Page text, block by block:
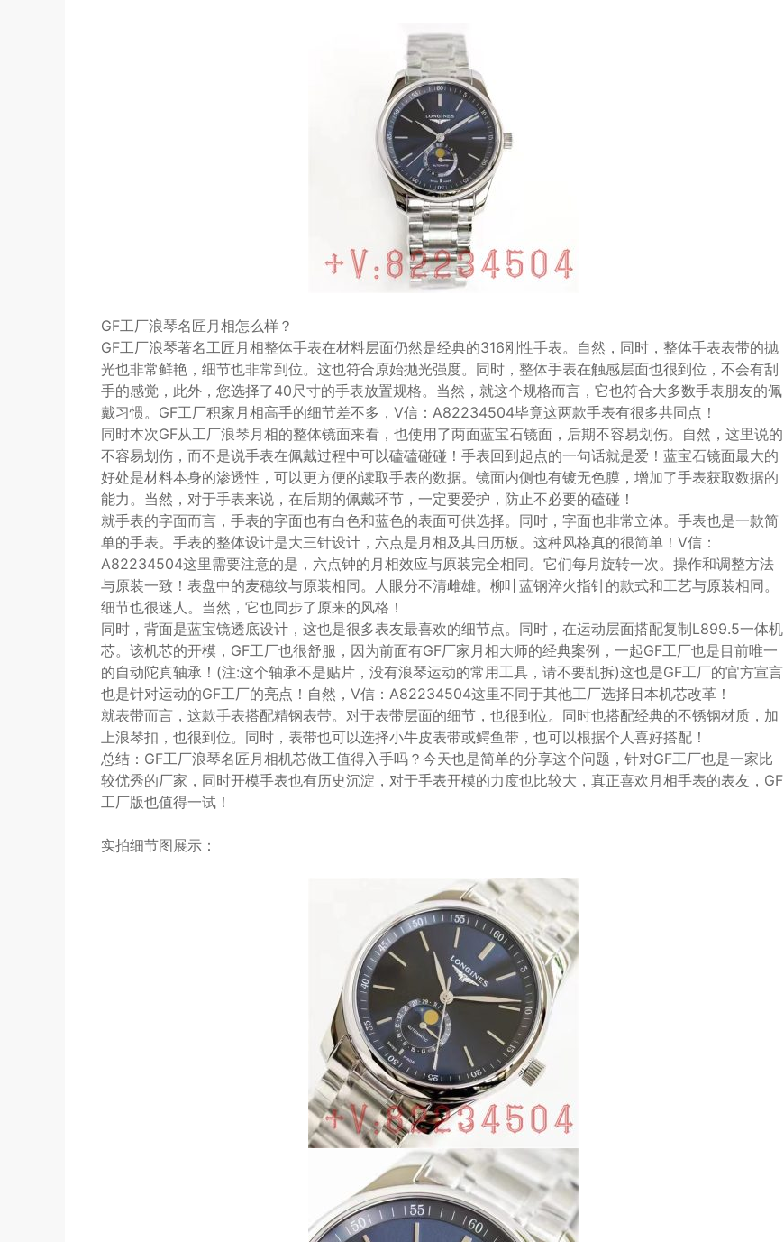
GF工厂浪琴名匠月相怎么样？
GF工厂浪琴著名工匠月相整体手表在材料层面仍然是经典的316刚性手表。自然，同时，整体手表表带的抛
光也非常鲜艳，细节也非常到位。这也符合原始抛光强度。同时，整体手表在触感层面也很到位，不会有刮
手的感觉，此外，您选择了40尺寸的手表放置规格。当然，就这个规格而言，它也符合大多数手表朋友的佩
戴习惯。GF工厂积家月相高手的细节差不多，V信：A82234504毕竟这两款手表有很多共同点！
同时本次GF从工厂浪琴月相的整体镜面来看，也使用了两面蓝宝石镜面，后期不容易划伤。自然，这里说的
不容易划伤，而不是说手表在佩戴过程中可以磕磕碰碰！手表回到起点的一句话就是爱！蓝宝石镜面最大的
好处是材料本身的渗透性，可以更方便的读取手表的数据。镜面内侧也有镀无色膜，增加了手表获取数据的
能力。当然，对于手表来说，在后期的佩戴环节，一定要爱护，防止不必要的磕碰！
就手表的字面而言，手表的字面也有白色和蓝色的表面可供选择。同时，字面也非常立体。手表也是一款简
单的手表。手表的整体设计是大三针设计，六点是月相及其日历板。这种风格真的很简单！V信：
A82234504这里需要注意的是，六点钟的月相效应与原装完全相同。它们每月旋转一次。操作和调整方法
与原装一致！表盘中的麦穗纹与原装相同。人眼分不清雌雄。柳叶蓝钢淬火指针的款式和工艺与原装相同。
细节也很迷人。当然，它也同步了原来的风格！
同时，背面是蓝宝镜透底设计，这也是很多表友最喜欢的细节点。同时，在运动层面搭配复制L899.5一体机
芯。该机芯的开模，GF工厂也很舒服，因为前面有GF厂家月相大师的经典案例，一起GF工厂也是目前唯一
的自动陀真轴承！(注:这个轴承不是贴片，没有浪琴运动的常用工具，请不要乱拆)这也是GF工厂的官方宣言
也是针对运动的GF工厂的亮点！自然，V信：A82234504这里不同于其他工厂选择日本机芯改革！
就表带而言，这款手表搭配精钢表带。对于表带层面的细节，也很到位。同时也搭配经典的不锈钢材质，加
上浪琴扣，也很到位。同时，表带也可以选择小牛皮表带或鳄鱼带，也可以根据个人喜好搭配！
总结：GF工厂浪琴名匠月相机芯做工值得入手吗？今天也是简单的分享这个问题，针对GF工厂也是一家比
较优秀的厂家，同时开模手表也有历史沉淀，对于手表开模的力度也比较大，真正喜欢月相手表的表友，GF
工厂版也值得一试！
实拍细节图展示：